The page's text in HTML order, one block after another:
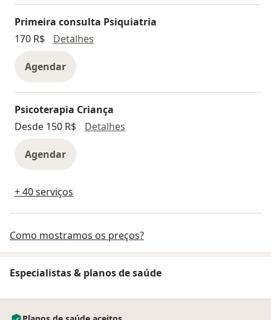
Primeira consulta Psiquiatria
170 R$
Detalhes
Agendar
Psicoterapia Criança
Desde 150 R$
Detalhes
Agendar
+ 40 serviços
Como mostramos os preços?
Especialistas & planos de saúde